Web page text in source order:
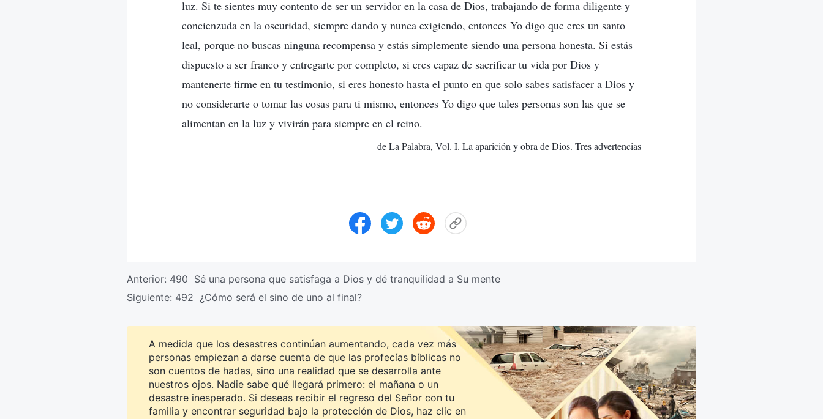
luz. Si te sientes muy contento de ser un servidor en la casa de Dios, trabajando de forma diligente y
concienzuda en la oscuridad, siempre dando y nunca exigiendo, entonces Yo digo que eres un santo
leal, porque no buscas ninguna recompensa y estás simplemente siendo una persona honesta. Si estás
dispuesto a ser franco y entregarte por completo, si eres capaz de sacrificar tu vida por Dios y
mantenerte firme en tu testimonio, si eres honesto hasta el punto en que solo sabes satisfacer a Dios y
no considerarte o tomar las cosas para ti mismo, entonces Yo digo que tales personas son las que se
alimentan en la luz y vivirán para siempre en el reino.
de La Palabra, Vol. I. La aparición y obra de Dios. Tres advertencias
Anterior: 490 Sé una persona que satisfaga a Dios y dé tranquilidad a Su mente
Siguiente: 492 ¿Cómo será el sino de uno al final?
A medida que los desastres continúan aumentando, cada vez más
personas empiezan a darse cuenta de que las profecías bíblicas no
son cuentos de hadas, sino una realidad que se desarrolla ante
nuestros ojos. Nadie sabe qué llegará primero: el mañana o un
desastre inesperado. Si deseas recibir el regreso del Señor con tu
familia y encontrar seguridad bajo la protección de Dios, haz clic en